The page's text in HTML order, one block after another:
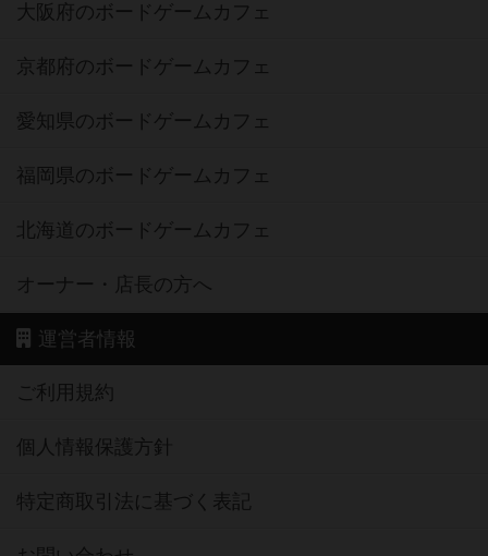
大阪府のボードゲームカフェ
京都府のボードゲームカフェ
愛知県のボードゲームカフェ
福岡県のボードゲームカフェ
北海道のボードゲームカフェ
オーナー・店長の方へ
運営者情報
ご利用規約
個人情報保護方針
特定商取引法に基づく表記